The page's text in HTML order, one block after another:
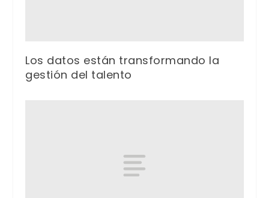
Los datos están transformando la
gestión del talento